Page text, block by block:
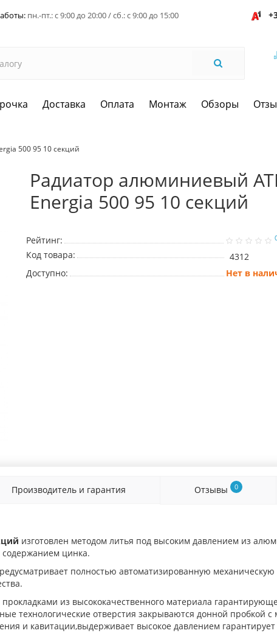
пн.-пт.: с 9:00 до 20:00 / сб.: с 9:00 до 15:00
Доставка Оплата Монтаж Обзоры
500 95 10 секций
Радиатор алюминиевый
Energia 500 95 10 секций
Рейтинг:
Код товара:
4312
Доступно:
Нет в
Производитель и гарантия Отзывы 0
изготовлен методом литья под высоким давлением из
цинка.
полностью автоматизированную механическую
из высококачественного материала
технологические отверстия закрываются донной пробкой
и кавитации,выдерживает высокое давлением